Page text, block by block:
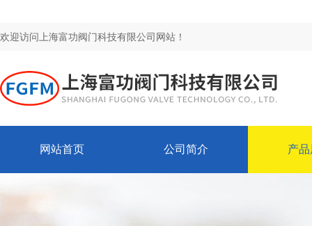
欢迎访问上海富功阀门科技有限公司网站！
网站首页 公司简介 产